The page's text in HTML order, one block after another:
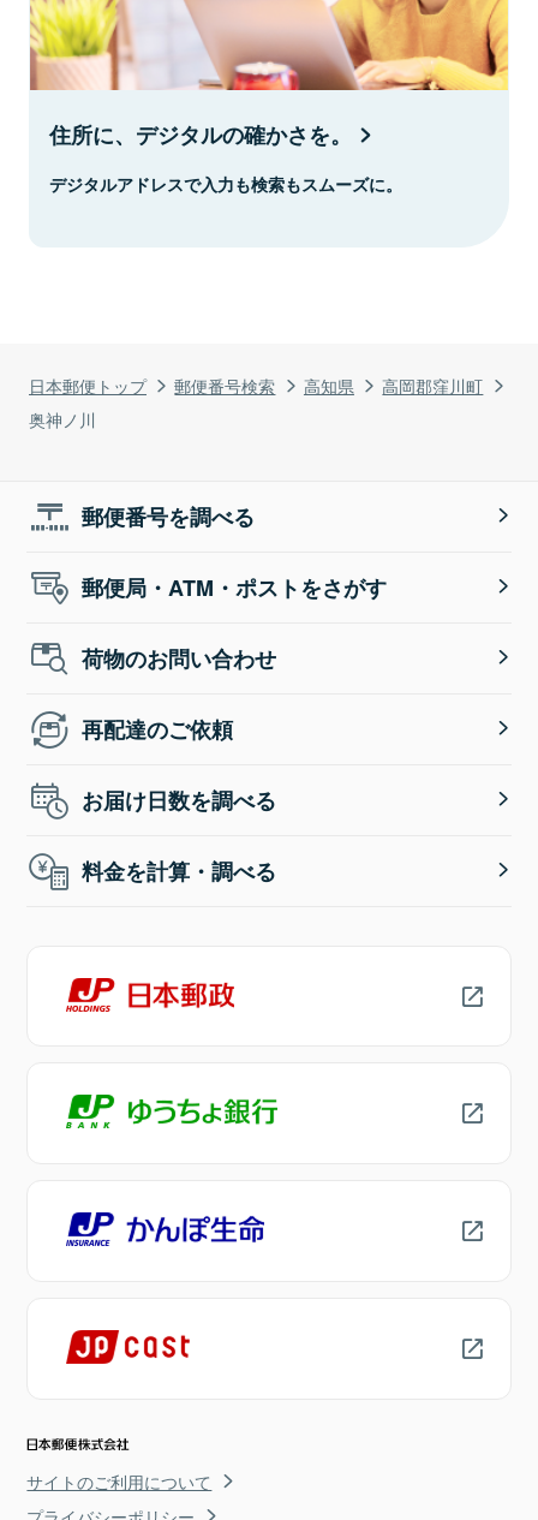
日本郵便トップ 郵便番号検索 高知県
高岡郡窪川町
奥神ノ川
住所に、デジタルの確かさを。
デジタルアドレスで入力も検索もスムーズに。
郵便番号を調べる
郵便局・ATM・ポストをさがす
荷物のお問い合わせ
再配達のご依頼
お届け日数を調べる
料金を計算・調べる
サイトのご利用について